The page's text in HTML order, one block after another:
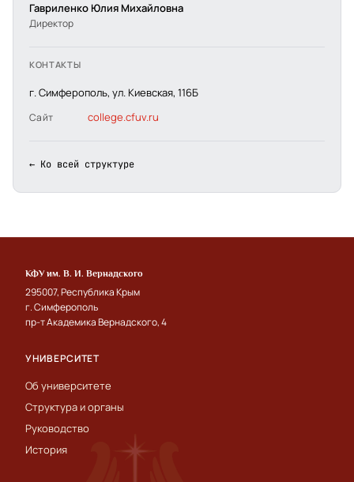
Гавриленко Юлия Михайловна
Директор
КОНТАКТЫ
г. Симферополь, ул. Киевская, 116Б
Сайт college.cfuv.ru
← Ко всей структуре
КФУ им. В. И. Вернадского
295007, Республика Крым
г. Симферополь
пр-т Академика Вернадского, 4
УНИВЕРСИТЕТ
Об университете
Структура и органы
Руководство
История